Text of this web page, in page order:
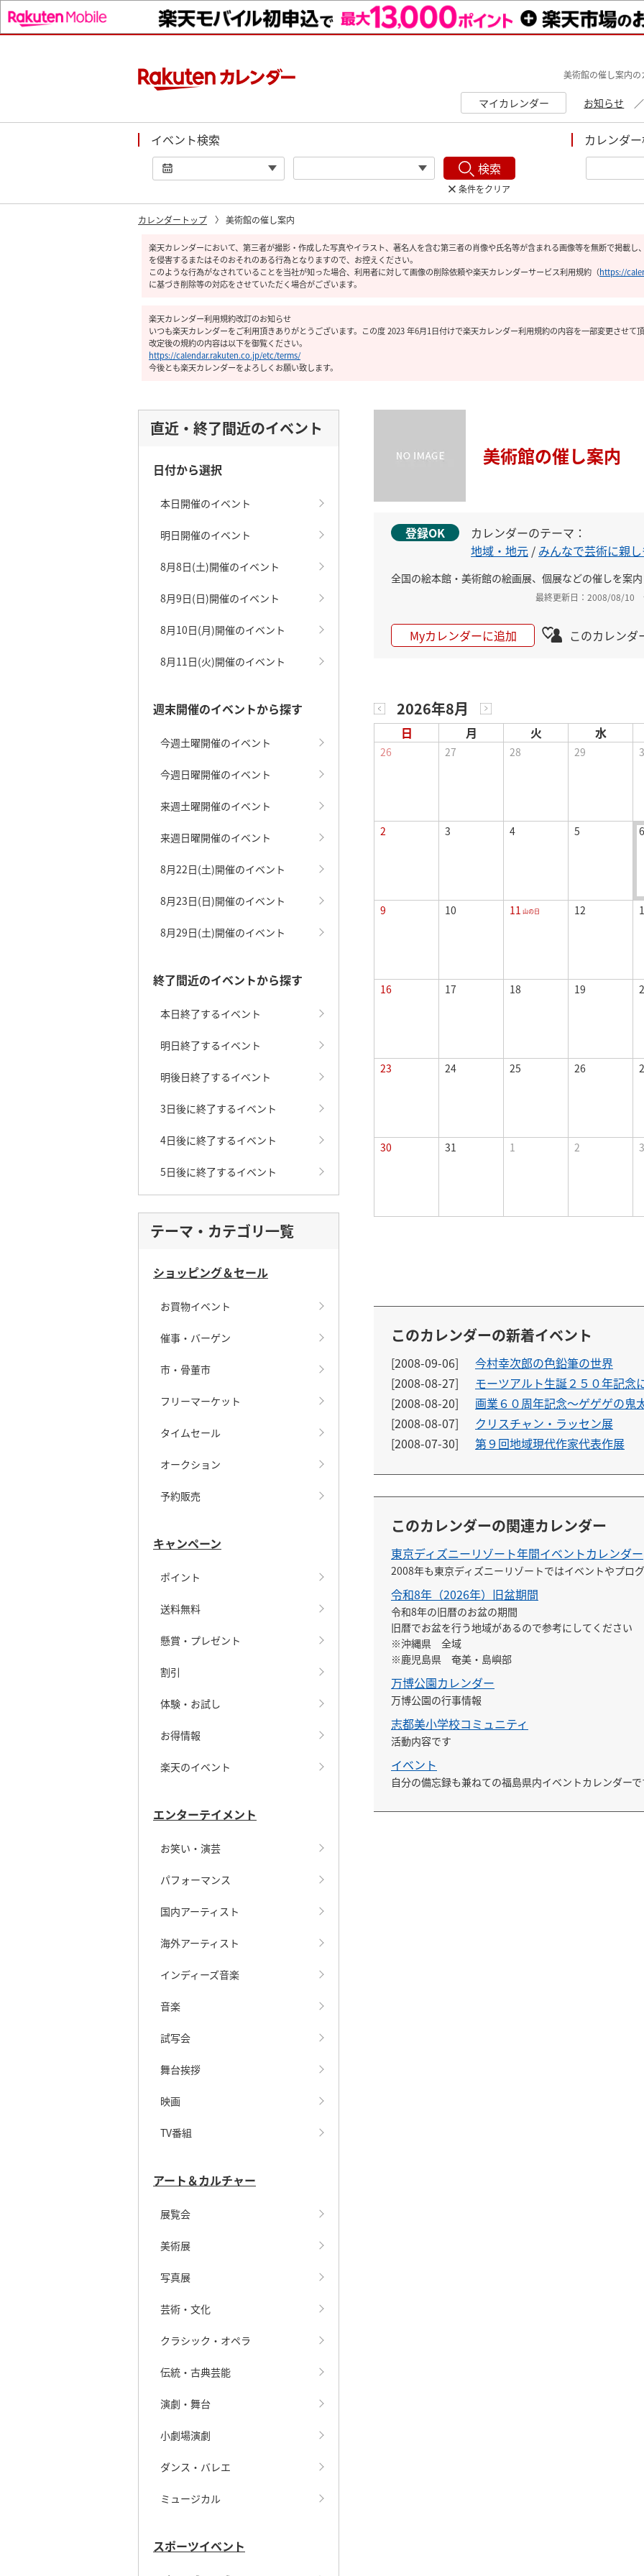
美術館の催し案内
マイカレンダー お知らせ
イベント検索
検索
条件をクリア
カレンダ
カレンダートップ 美術館の催し案内
楽天カレンダーにおいて、第三者が撮影・作成した写真やイラスト、著名人を含む第三者の肖像や氏名等が含まれる画像等を無断で掲載
を侵害するまたはそのおそれのある行為となりますので、お控えください。
このような行為がなされていることを当社が知った場合、利用者に対して画像の削除依頼や楽天カレンダーサービス利用規約 （https://
に基づき削除等の対応をさせていただく場合がございます。
楽天カレンダー利用規約改訂のお知らせ
いつも楽天カレンダーをご利用頂きありがとうございます。この度 2023 年6月1日付けで楽天カレンダー利用規約の内容を一部変更させて
改定後の規約の内容は以下を御覧ください。
https://calendar.rakuten.co.jp/etc/terms/
今後とも楽天カレンダーをよろしくお願い致します。
直近・終了間近のイベント
日付から選択
本日開催のイベント
明日開催のイベント
8月8日(土)開催のイベント
8月9日(日)開催のイベント
8月10日(月)開催のイベント
8月11日(火)開催のイベント
週末開催のイベントから探す
今週土曜開催のイベント
今週日曜開催のイベント
来週土曜開催のイベント
来週日曜開催のイベント
8月22日(土)開催のイベント
8月23日(日)開催のイベント
8月29日(土)開催のイベント
終了間近のイベントから探す
本日終了するイベント
明日終了するイベント
明後日終了するイベント
3日後に終了するイベント
4日後に終了するイベント
5日後に終了するイベント
テーマ・カテゴリ一覧
ショッピング＆セール
お買物イベント
催事・バーゲン
市・骨董市
フリーマーケット
タイムセール
オークション
予約販売
キャンペーン
ポイント
送料無料
懸賞・プレゼント
割引
体験・お試し
お得情報
楽天のイベント
エンターテイメント
お笑い・演芸
パフォーマンス
国内アーティスト
海外アーティスト
インディーズ音楽
音楽
試写会
舞台挨拶
映画
TV番組
アート＆カルチャー
展覧会
美術展
写真展
芸術・文化
クラシック・オペラ
伝統・古典芸能
演劇・舞台
小劇場演劇
ダンス・バレエ
ミュージカル
スポーツイベント
美術館の催し案内
登録OK
カレンダーのテーマ：
地域・地元 / みんなで芸術に親
全国の絵本館・美術館の絵画展、個展などの催しを案
最終更新日：2008/08/10
Myカレンダーに追加 このカレンダ
2026年8月
日 月 火 水
26 27 28 29
2 3 4 5
9 10 11 山の日 12
16 17 18 19
23 24 25 26
30 31 1 2
このカレンダーの新着イベント
[2008-09-06]
今村幸次郎の色鉛筆の世界
[2008-08-27]
モーツアルト生誕２５０年記念
[2008-08-20]
画業６０周年記念〜ゲゲゲの鬼
[2008-08-07]
クリスチャン・ラッセン展
[2008-07-30]
第９回地域現代作家代表作展
このカレンダーの関連カレンダー
東京ディズニーリゾート年間イベントカレンダー
2008年も東京ディズニーリゾートではイベントやプロ
令和8年（2026年）旧盆期間
令和8年の旧暦のお盆の期間
旧暦でお盆を行う地域があるので参考にしてください
※沖縄県　全域
※鹿児島県　奄美・島嶼部
万博公園カレンダー
万博公園の行事情報
志都美小学校コミュニティ
活動内容です
イベント
自分の備忘録も兼ねての福島県内イベントカレンダーで